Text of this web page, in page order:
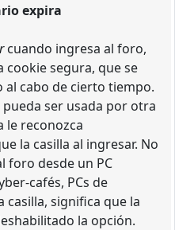
expira
cuando ingresa al foro,
cookie segura, que se
al cabo de cierto tiempo.
ser usada por otra
le reconozca
la casilla al ingresar. No
foro desde un PC
cafés, PCs de
casilla, significa que la
la opción.